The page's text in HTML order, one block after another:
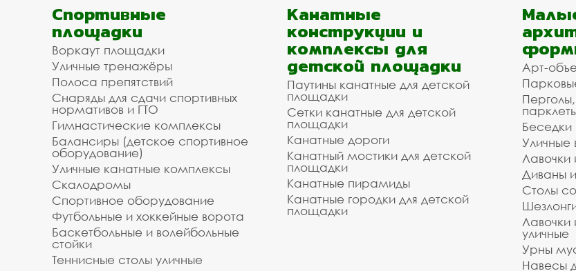
Спортивные
площадки
Воркаут площадки
Уличные тренажёры
Полоса препятствий
Снаряды для сдачи спортивных
нормативов и ГТО
Гимнастические комплексы
Балансиры (детское спортивное
оборудование)
Уличные канатные комплексы
Скалодромы
Спортивное оборудование
Футбольные и хоккейные ворота
Баскетбольные и волейбольные
стойки
Теннисные столы уличные
Канатные
конструкции и
комплексы для
детской площадки
Паутины канатные для детской
площадки
Сетки канатные для детской
площадки
Канатные дороги
Канатный мостики для детской
площадки
Канатные пирамиды
Канатные городки для детской
площадки
Арт-
Беседки
Уличные
Диваны
Столы
Лавочки
уличные
Урны
Навесы